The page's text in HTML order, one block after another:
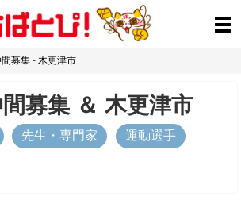
募集 - 木更津市
募集 ＆ 木更津市
先生・専門家 運動選手